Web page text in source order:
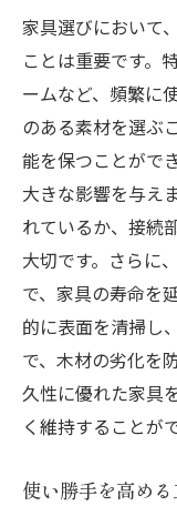
家具選びにおいて
ことは重要です。
ームなど、頻繁に
のある素材を選ぶ
能を保つことがで
大きな影響を与え
れているか、接続
大切です。さらに
で、家具の寿命を
的に表面を清掃し
で、木材の劣化を
久性に優れた家具
く維持することが
使い勝手を高め